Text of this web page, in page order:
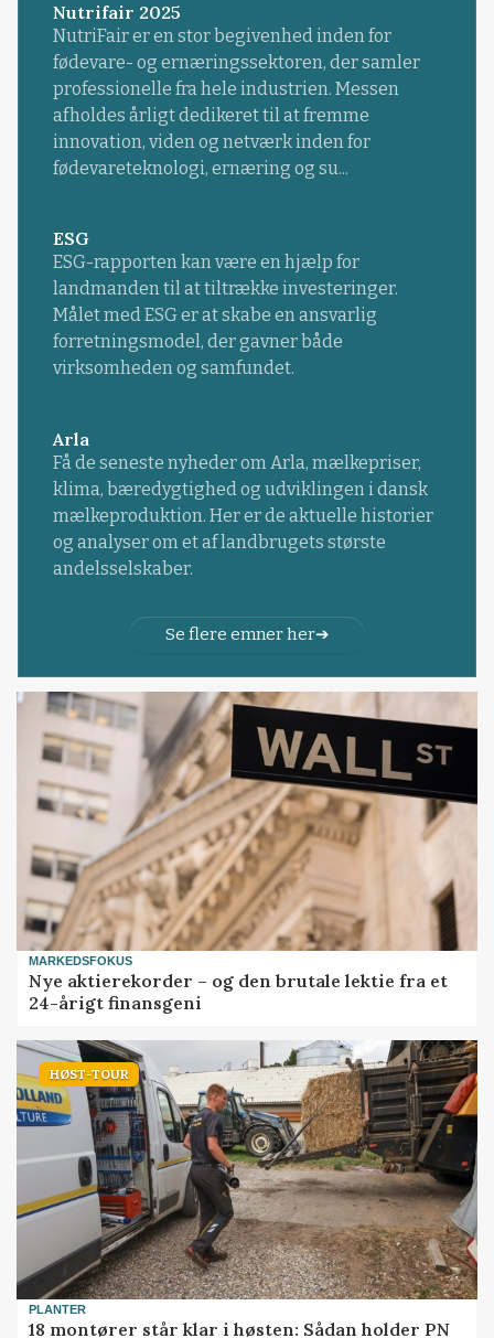
Nutrifair 2025
NutriFair er en stor begivenhed inden for
fødevare- og ernæringssektoren, der samler
professionelle fra hele industrien. Messen
afholdes årligt dedikeret til at fremme
innovation, viden og netværk inden for
fødevareteknologi, ernæring og su...
ESG
ESG-rapporten kan være en hjælp for
landmanden til at tiltrække investeringer.
Målet med ESG er at skabe en ansvarlig
forretningsmodel, der gavner både
virksomheden og samfundet.
Arla
Få de seneste nyheder om Arla, mælkepriser,
klima, bæredygtighed og udviklingen i dansk
mælkeproduktion. Her er de aktuelle historier
og analyser om et af landbrugets største
andelsselskaber.
Se flere emner her
MARKEDSFOKUS
Nye aktierekorder – og den brutale lektie fra et
24-årigt finansgeni
HØST-TOUR
PLANTER
18 montører står klar i høsten: Sådan holder PN